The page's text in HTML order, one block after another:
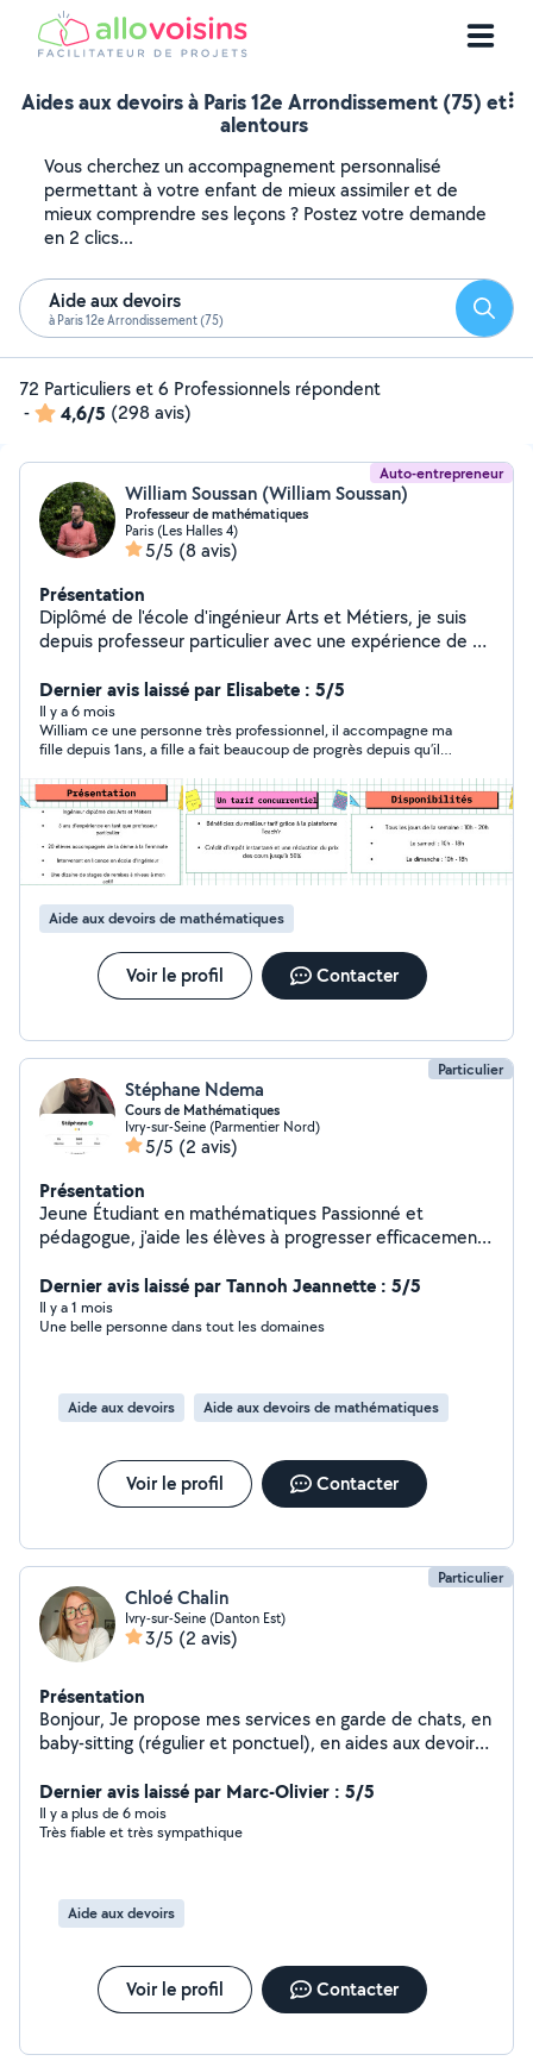
Aides aux devoirs à Paris 12e Arrondissement (75) et
alentours
Vous cherchez un accompagnement personnalisé
permettant à votre enfant de mieux assimiler et de
mieux comprendre ses leçons ? Postez votre demande
en 2 clics...
Aide aux devoirs
à Paris 12e Arrondissement (75)
72 Particuliers et 6 Professionnels répondent
-
4,6/5 (298 avis)
Auto-entrepreneur
William Soussan (William Soussan)
Professeur de mathématiques
Paris (Les Halles 4)
5/5 (8 avis)
Présentation
Diplômé de l'école d'ingénieur Arts et Métiers, je suis
depuis professeur particulier avec une expérience de 5
Terminale. Je suis aussi intervenu en tant que
professeur en Licence à l'école d'ingénieur IA School à
Boulogne-Billancourt.
Dernier avis laissé par Elisabete : 5/5
Il y a 6 mois
William ce une personne très professionnel, il accompagne ma
fille depuis 1ans, a fille a fait beaucoup de progrès depuis qu’il
affaire avec d’autre personne mais aucun comme lui très
compétent, très ponctuel…. Je le recommande à 10000%
Aide aux devoirs de mathématiques
Voir le profil Contacter
Particulier
Stéphane Ndema
Cours de Mathématiques
Ivry-sur-Seine (Parmentier Nord)
5/5 (2 avis)
Présentation
Jeune Étudiant en mathématiques Passionné et
pédagogue, j'aide les élèves à progresser efficacement.
confiance et la réussite aux examens. Avec patience et
méthode, j'assure des progrès visibles et durables à
domicile.
Dernier avis laissé par Tannoh Jeannette : 5/5
Il y a 1 mois
Une belle personne dans tout les domaines
Aide aux devoirs Aide aux devoirs de mathématiques
Voir le profil Contacter
Particulier
Chloé Chalin
Ivry-sur-Seine (Danton Est)
3/5 (2 avis)
Présentation
Bonjour, Je propose mes services en garde de chats, en
baby-sitting (régulier et ponctuel), en aides aux devoirs
pas à me contacter !
Dernier avis laissé par Marc-Olivier : 5/5
Il y a plus de 6 mois
Très fiable et très sympathique
Aide aux devoirs
Voir le profil Contacter